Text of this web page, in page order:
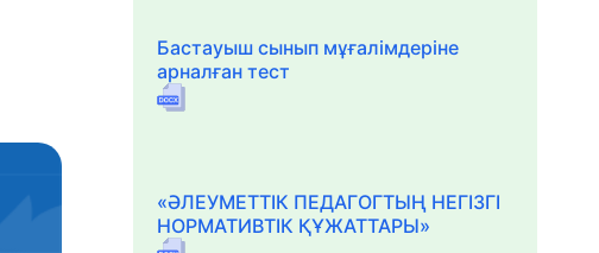
Бастауыш сынып мұғалімдеріне
арналған тест
«ӘЛЕУМЕТТІК ПЕДАГОГТЫҢ НЕГІЗГІ
НОРМАТИВТІК ҚҰЖАТТАРЫ»